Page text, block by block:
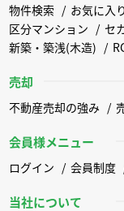
物件検索 お気に入
区分マンション
セ
新築・築浅(木造)
売却
不動産売却の強み
会員様メニュー
ログイン 会員制度
当社について